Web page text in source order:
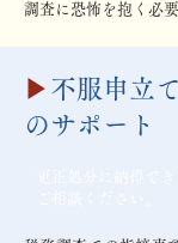
調査に恐怖を抱く必
▶ 不服申立
のサポート